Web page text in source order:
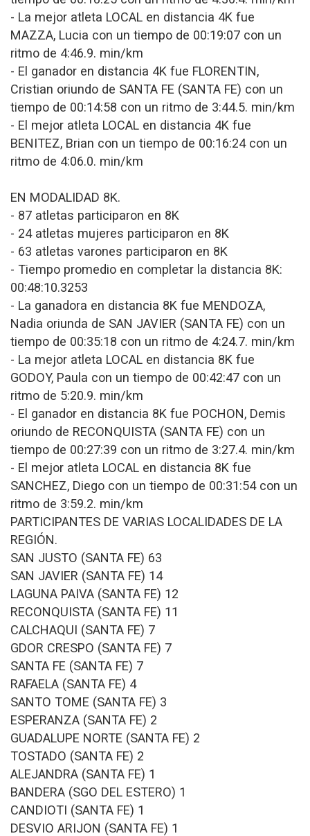
- La mejor atleta LOCAL en distancia 4K fue
MAZZA, Lucia con un tiempo de 00:19:07 con un
ritmo de 4:46.9. min/km
- El ganador en distancia 4K fue FLORENTIN,
Cristian oriundo de SANTA FE (SANTA FE) con un
tiempo de 00:14:58 con un ritmo de 3:44.5. min/km
- El mejor atleta LOCAL en distancia 4K fue
BENITEZ, Brian con un tiempo de 00:16:24 con un
ritmo de 4:06.0. min/km
EN MODALIDAD 8K.
- 87 atletas participaron en 8K
- 24 atletas mujeres participaron en 8K
- 63 atletas varones participaron en 8K
- Tiempo promedio en completar la distancia 8K:
00:48:10.3253
- La ganadora en distancia 8K fue MENDOZA,
Nadia oriunda de SAN JAVIER (SANTA FE) con un
tiempo de 00:35:18 con un ritmo de 4:24.7. min/km
- La mejor atleta LOCAL en distancia 8K fue
GODOY, Paula con un tiempo de 00:42:47 con un
ritmo de 5:20.9. min/km
- El ganador en distancia 8K fue POCHON, Demis
oriundo de RECONQUISTA (SANTA FE) con un
tiempo de 00:27:39 con un ritmo de 3:27.4. min/km
- El mejor atleta LOCAL en distancia 8K fue
SANCHEZ, Diego con un tiempo de 00:31:54 con un
ritmo de 3:59.2. min/km
PARTICIPANTES DE VARIAS LOCALIDADES DE LA
REGIÓN.
SAN JUSTO (SANTA FE) 63
SAN JAVIER (SANTA FE) 14
LAGUNA PAIVA (SANTA FE) 12
RECONQUISTA (SANTA FE) 11
CALCHAQUI (SANTA FE) 7
GDOR CRESPO (SANTA FE) 7
SANTA FE (SANTA FE) 7
RAFAELA (SANTA FE) 4
SANTO TOME (SANTA FE) 3
ESPERANZA (SANTA FE) 2
GUADALUPE NORTE (SANTA FE) 2
TOSTADO (SANTA FE) 2
ALEJANDRA (SANTA FE) 1
BANDERA (SGO DEL ESTERO) 1
CANDIOTI (SANTA FE) 1
DESVIO ARIJON (SANTA FE) 1